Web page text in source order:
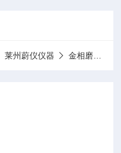
莱州蔚仪仪器 金相磨抛机系列